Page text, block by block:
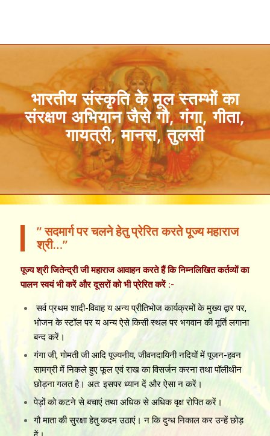
भारतीय संस्कृति के मूल स्तम्भों का
संरक्षण अभियान जैसे गौ, गंगा, गीता,
गायत्री, मानस, तुलसी
” सदमार्ग पर चलने हेतु प्रेरित करते पूज्य महाराज
श्री…”
पूज्य श्री जितेन्द्री जी महाराज आवाहन करते हैं कि निम्नलिखित कर्तव्यों का
पालन स्वयं भी करें और दूसरों को भी प्रेरित करें :-
सर्व प्रथम शादी-विवाह य अन्य प्रीतिभोज कार्यक्रमों के मुख्य द्वार पर,
भोजन के स्टॉल पर य अन्य ऐसे किसी स्थल पर भगवान की मूर्ति लगाना
बन्द करें।
गंगा जी, गोमती जी आदि पूज्यनीय, जीवनदायिनी नदियों में पूजन-हवन
सामग्री में निकले हुए फूल एवं राख का विसर्जन करना तथा पॉलीथीन
छोड़ना गलत है। अत: इसपर ध्यान दें और ऐसा न करें।
पेड़ों को कटने से बचाएं तथा अधिक से अधिक वृक्ष रोपित करें।
गौ माता की सुरक्षा हेतु कदम उठाएं। न कि दुग्ध निकाल कर उन्हें छोड़